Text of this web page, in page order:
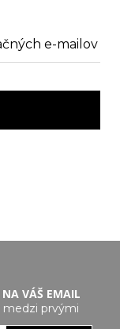
e-mailov
NA VÁŠ EMAIL
medzi prvými